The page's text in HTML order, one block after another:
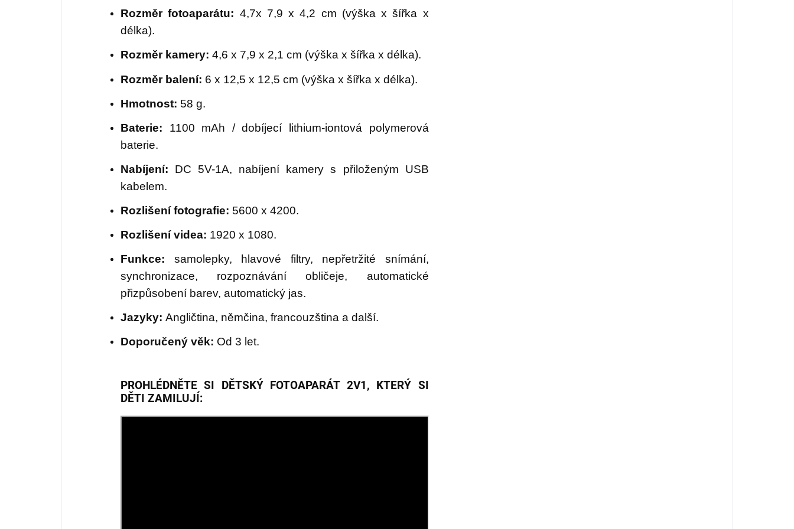
Rozměr fotoaparátu: 4,7x 7,9 x 4,2 cm (výška x šířka x
délka).
Rozměr kamery: 4,6 x 7,9 x 2,1 cm (výška x šířka x délka).
Rozměr balení: 6 x 12,5 x 12,5 cm (výška x šířka x délka).
Hmotnost: 58 g.
Baterie: 1100 mAh / dobíjecí lithium-iontová polymerová
baterie.
Nabíjení: DC 5V-1A, nabíjení kamery s přiloženým USB
kabelem.
Rozlišení fotografie: 5600 x 4200.
Rozlišení videa: 1920 x 1080.
Funkce: samolepky, hlavové filtry, nepřetržité snímání,
synchronizace, rozpoznávání obličeje, automatické
přizpůsobení barev, automatický jas.
Jazyky: Angličtina, němčina, francouzština a další.
Doporučený věk: Od 3 let.
PROHLÉDNĚTE SI DĚTSKÝ FOTOAPARÁT 2V1, KTERÝ SI
DĚTI ZAMILUJÍ: